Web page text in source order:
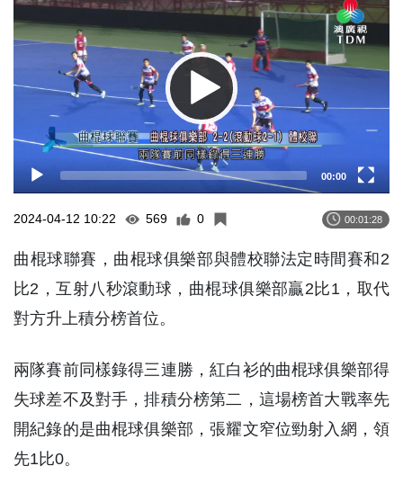
00:00
2024-04-12 10:22 569 0 00:01:28
曲棍球聯賽，曲棍球俱樂部與體校聯法定時間賽和2
比2，互射八秒滾動球，曲棍球俱樂部贏2比1，取代
對方升上積分榜首位。
兩隊賽前同樣錄得三連勝，紅白衫的曲棍球俱樂部得
失球差不及對手，排積分榜第二，這場榜首大戰率先
開紀錄的是曲棍球俱樂部，張耀文窄位勁射入網，領
先1比0。